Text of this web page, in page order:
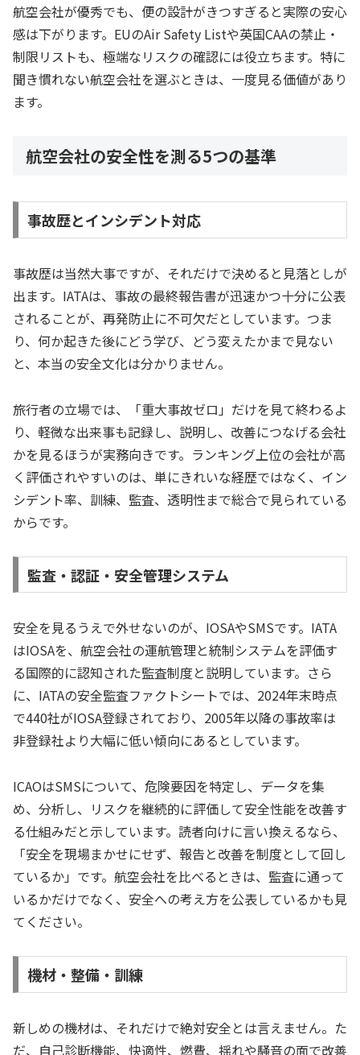
航空会社が優秀でも、便の設計がきつすぎると実際の安心
感は下がります。EUのAir Safety Listや英国CAAの禁止・
制限リストも、極端なリスクの確認には役立ちます。特に
聞き慣れない航空会社を選ぶときは、一度見る価値があり
ます。
航空会社の安全性を測る5つの基準
事故歴とインシデント対応
事故歴は当然大事ですが、それだけで決めると見落としが
出ます。IATAは、事故の最終報告書が迅速かつ十分に公表
されることが、再発防止に不可欠だとしています。つま
り、何か起きた後にどう学び、どう変えたかまで見ない
と、本当の安全文化は分かりません。
旅行者の立場では、「重大事故ゼロ」だけを見て終わるよ
り、軽微な出来事も記録し、説明し、改善につなげる会社
かを見るほうが実務向きです。ランキング上位の会社が高
く評価されやすいのは、単にきれいな経歴ではなく、イン
シデント率、訓練、監査、透明性まで総合で見られている
からです。
監査・認証・安全管理システム
安全を見るうえで外せないのが、IOSAやSMSです。IATA
はIOSAを、航空会社の運航管理と統制システムを評価す
る国際的に認知された監査制度と説明しています。さら
に、IATAの安全監査ファクトシートでは、2024年末時点
で440社がIOSA登録されており、2005年以降の事故率は
非登録社より大幅に低い傾向にあるとしています。
ICAOはSMSについて、危険要因を特定し、データを集
め、分析し、リスクを継続的に評価して安全性能を改善す
る仕組みだと示しています。読者向けに言い換えるなら、
「安全を現場まかせにせず、報告と改善を制度として回し
ているか」です。航空会社を比べるときは、監査に通って
いるかだけでなく、安全への考え方を公表しているかも見
てください。
機材・整備・訓練
新しめの機材は、それだけで絶対安全とは言えません。た
だ、自己診断機能、快適性、燃費、揺れや騒音の面で改善